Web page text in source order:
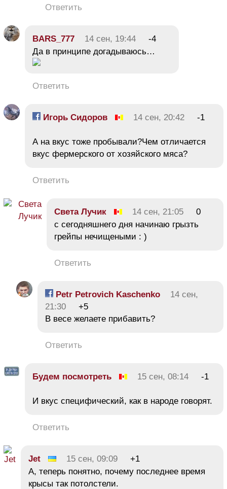
Ответить
BARS_777 14 сен, 19:44
-4
Да в принципе догадываюсь…
Ответить
Игорь Сидоров 14 сен, 20:42 -1
А на вкус тоже пробывали?Чем отличается
вкус фермерского от хозяйского мяса?
Ответить
Света Лучик 14 сен, 21:05
0
с сегодняшнего дня начинаю грызть
грейпы нечищеными : )
Ответить
Petr Petrovich Kaschenko
14 сен,
21:30
+5
В весе желаете прибавить?
Ответить
Будем посмотреть 15 сен, 08:14 -1
И вкус специфический, как в народе говорят.
Ответить
Jet 15 сен, 09:09
+1
А, теперь понятно, почему последнее время
крысы так потолстели.